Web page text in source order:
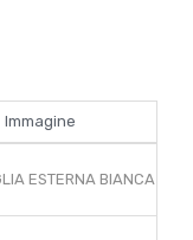
Immagine